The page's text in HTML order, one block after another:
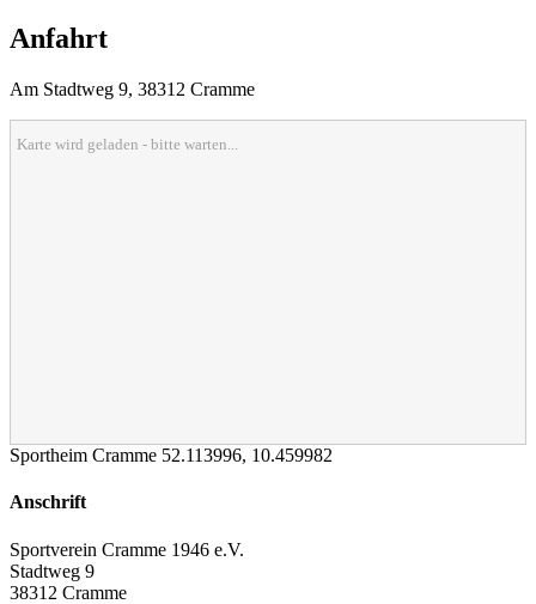
Anfahrt
Am Stadtweg 9, 38312 Cramme
Karte wird geladen - bitte warten...
Sportheim Cramme 52.113996, 10.459982
Anschrift
Sportverein Cramme 1946 e.V.
Stadtweg 9
38312 Cramme